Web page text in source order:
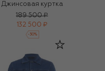
Джинсовая куртка
189 500 ₽
132 500 ₽
-30%